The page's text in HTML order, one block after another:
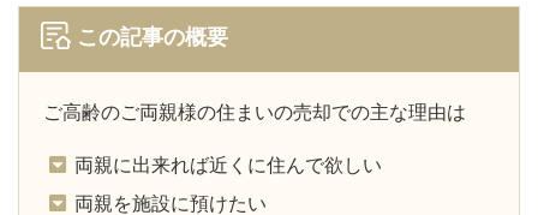
この記事の概要
ご高齢のご両親様の住まいの売却での主な理由は
両親に出来れば近くに住んで欲しい
両親を施設に預けたい